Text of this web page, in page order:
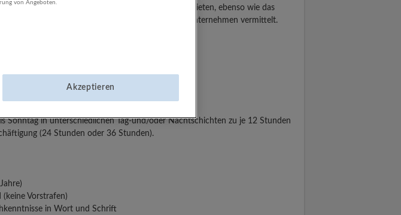
Ausbildung, Entwicklung und Weiterbildung zu bieten, ebenso wie das
und des Vertrauens, das ein namhaftes weltweites Unternehmen vermittelt.
und Sicherheit am Objekt
bei besonderen Vorfällen
Sonntag in unterschiedlichen Tag-und/oder Nachtschichten zu je 12 Stunden
(24 Stunden oder 36 Stunden).
Vorstrafen)
in Wort und Schrift
von Angeboten.
Akzeptieren